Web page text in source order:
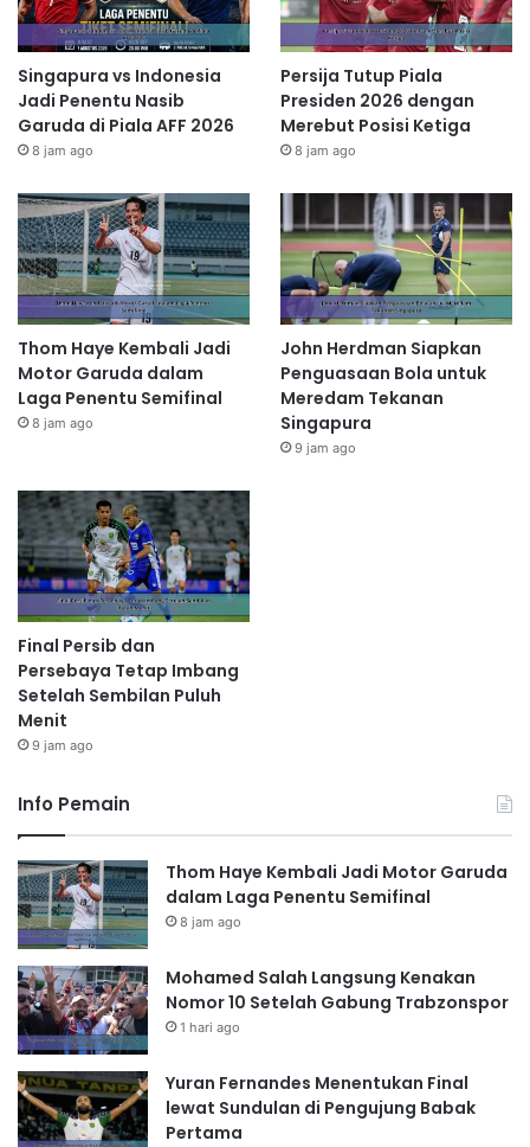
Singapura vs Indonesia
Jadi Penentu Nasib
Garuda di Piala AFF 2026
8 jam ago
Persija Tutup Piala
Presiden 2026 dengan
Merebut Posisi Ketiga
8 jam ago
Thom Haye Kembali Jadi
Motor Garuda dalam
Laga Penentu Semifinal
8 jam ago
John Herdman Siapkan
Penguasaan Bola untuk
Meredam Tekanan
Singapura
9 jam ago
Final Persib dan
Persebaya Tetap Imbang
Setelah Sembilan Puluh
Menit
9 jam ago
Info Pemain
Thom Haye Kembali Jadi Motor Garuda
dalam Laga Penentu Semifinal
8 jam ago
Mohamed Salah Langsung Kenakan
Nomor 10 Setelah Gabung Trabzonspor
1 hari ago
Yuran Fernandes Menentukan Final
lewat Sundulan di Pengujung Babak
Pertama